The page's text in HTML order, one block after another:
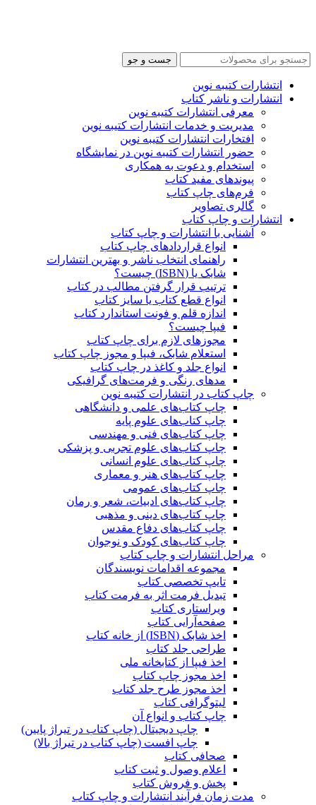
جست و جو
انتشارات کتیبه نوین
انتشارات و ناشر کتاب
معرفی انتشارات کتیبه نوین
مدیریت و خدمات انتشارات کتیبه نوین
افتخارات انتشارات کتیبه نوین
حضور انتشارات کتیبه نوین در نمایشگاه‌
استخدام و دعوت به همکاری
پیوندهای مفید کتاب
فرم‌های چاپ کتاب
گالری تصاویر
انتشارات و چاپ کتاب
آشنایی با انتشارات و چاپ کتاب
انواع قراردادهای چاپ کتاب
راهنمای انتخاب ناشر و بهترین انتشارات
شابک یا (ISBN) چیست؟
ترتیب قرار گرفتن مطالب در کتاب
انواع قطع کتاب یا سایز کتاب
اندازه قلم و فونت استاندارد کتاب
فیپا چیست؟
مجوزهای لازم برای چاپ کتاب
استعلام شابک، فیپا و مجوز چاپ کتاب
انواع جلد و کاغذ در چاپ کتاب
مدهای رنگی و فرمت‌های گرافیکی
چاپ کتاب در انتشارات کتیبه نوین
چاپ کتاب‌های علمی و دانشگاهی
چاپ کتاب‌های علوم پایه
چاپ کتاب‌های فنی و مهندسی
چاپ کتاب‌های علوم تجربی و پزشکی
چاپ کتاب‌های علوم انسانی
چاپ کتاب‌های هنر و معماری
چاپ کتاب‌های عمومی
چاپ کتاب‌های ادبیات، شعر و رمان
چاپ کتاب‌های دینی و مذهبی
چاپ کتاب‌های دفاع مقدس
چاپ کتاب‌های کودک و نوجوان
مراحل انتشارات و چاپ کتاب
مجموعه اقدامات نویسندگان
تایپ تخصصی کتاب
تبدیل فرمت اثر به فرمت کتاب
ویراستاری کتاب
صفحه‌آرایی کتاب
اخذ شابک (ISBN) از خانه کتاب
طراحی جلد کتاب
اخذ فیپا از کتابخانه ملی
اخذ مجوز چاپ کتاب
اخذ مجوز طرح جلد کتاب
لیتوگرافی کتاب
چاپ کتاب و انواع آن
چاپ دیجیتال (چاپ کتاب در تیراژ پایین)
چاپ افست (چاپ کتاب در تیراژ بالا)
صحافی کتاب
اعلام وصول و ثبت کتاب
پخش و فروش کتاب
مدت زمان فرآیند انتشارات و چاپ کتاب